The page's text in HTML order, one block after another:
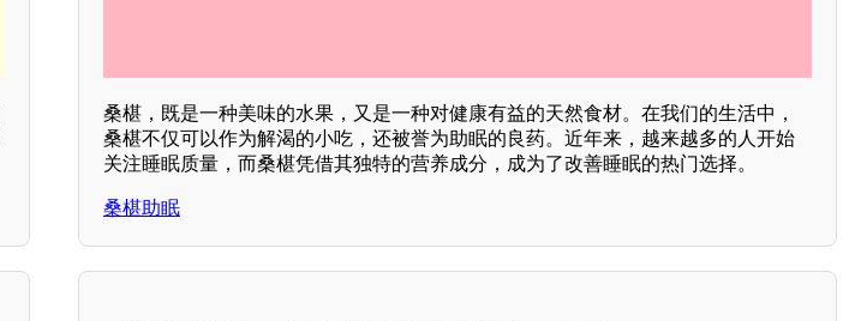
桑椹，既是一种美味的水果，又是一种对健康有益的天然食材。在我们的生活中，
桑椹不仅可以作为解渴的小吃，还被誉为助眠的良药。近年来，越来越多的人开始
关注睡眠质量，而桑椹凭借其独特的营养成分，成为了改善睡眠的热门选择。
桑椹助眠